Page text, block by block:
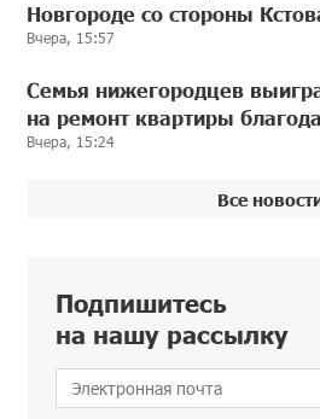
Новгороде со стороны
Вчера, 15:57
Семья нижегородцев
на ремонт квартиры
Вчера, 15:24
Все
Подпишитесь
на нашу рассылку